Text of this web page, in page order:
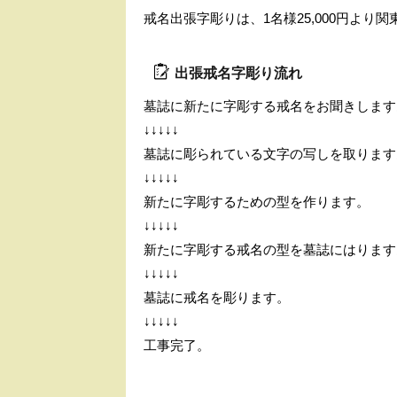
戒名出張字彫りは、1名様25,000円より関
出張戒名字彫り流れ
墓誌に新たに字彫する戒名をお聞きします
↓↓↓↓↓
墓誌に彫られている文字の写しを取ります
↓↓↓↓↓
新たに字彫するための型を作ります。
↓↓↓↓↓
新たに字彫する戒名の型を墓誌にはります
↓↓↓↓↓
墓誌に戒名を彫ります。
↓↓↓↓↓
工事完了。